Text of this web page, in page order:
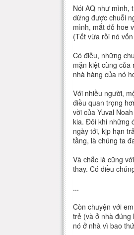
Nói AQ như mình,
dừng được chuỗi
mình, mắt đỏ hoe
(Tết vừa rồi nó
Có điều, những
mặn kiệt cùng
nhà hàng của nó
Với nhiều người,
điều quan trọng
vời của Yuval
kia. Đôi khi những
ngày tới, kịp hạn
tầng, là chúng ta
Và chắc là cũng
thay. Có điều
...
Còn chuyện với
trẻ (và ở nhà đúng
nó ở nhà vì bao